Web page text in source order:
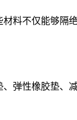
料不仅能够隔
弹性橡胶垫、